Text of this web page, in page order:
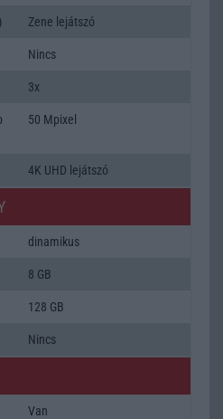
Zene lejátszó
Nincs
3x
50 Mpixel
4K UHD lejátszó
dinamikus
8 GB
128 GB
Nincs
Van